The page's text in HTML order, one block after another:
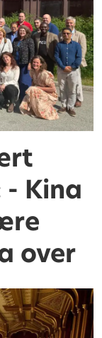
Kina
over